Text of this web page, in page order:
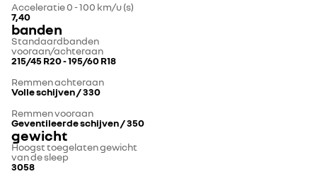
Acceleratie 0 - 100 km/u (s)
7,40
banden
Standaardbanden
vooraan/achteraan
215/45 R20 - 195/60 R18
Remmen achteraan
Volle schijven / 330
Remmen vooraan
Geventileerde schijven / 350
gewicht
Hoogst toegelaten gewicht
van de sleep
3058